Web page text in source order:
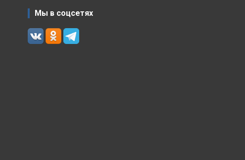
Мы в соцсетях